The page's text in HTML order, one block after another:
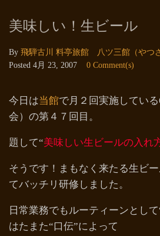
美味しい！生ビール
By 飛騨古川 料亭旅館 八ツ三館（やつ
Posted 4月 23, 2007 0 Comment(s)
今日は当館で月２回実施してい
会）の第４７回目。
題して“美味しい生ビールの入れ
そうです！まもなく来たる生ビ
てバッチリ研修しました。
日常業務でもルーティーンとし
はたまた“口伝”によって